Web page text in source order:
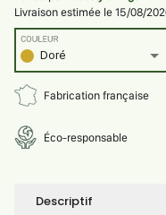
Livraison estimée le 15/08/
Fabrication française
Éco-responsable
Doré
COULEUR
Descriptif